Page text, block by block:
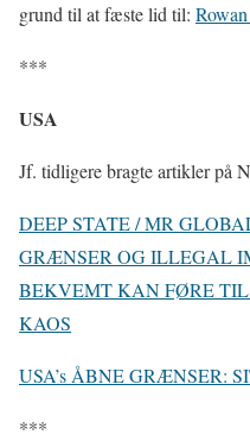
grund til at fæste lid til:
***
USA
Jf. tidligere bragte artikler på
DEEP STATE / MR
GRÆNSER OG ILLEGAL
BEKVEMT KAN FØRE
KAOS
USA’s ÅBNE GRÆNSER:
***